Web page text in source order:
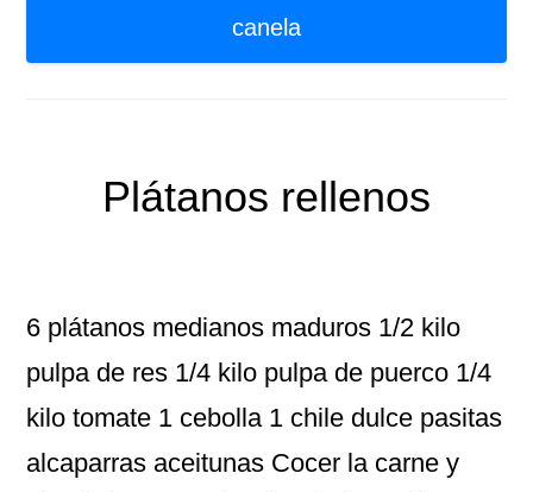
canela
Plátanos rellenos
6 plátanos medianos maduros 1/2 kilo
pulpa de res 1/4 kilo pulpa de puerco 1/4
kilo tomate 1 cebolla 1 chile dulce pasitas
alcaparras aceitunas Cocer la carne y